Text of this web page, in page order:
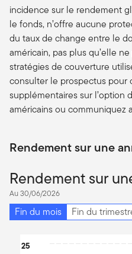
incidence sur le rendement
le fonds, n’offre aucune
du taux de change entre le
américain, pas plus qu’elle
stratégies de couverture
consulter le prospectus pour
supplémentaires sur l’option
américains ou communiquez
Rendement sur une
Rendement sur
Au 30/06/2026
Fin du mois Fin du
Chart
25